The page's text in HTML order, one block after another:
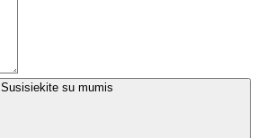
Susisiekite su mumis